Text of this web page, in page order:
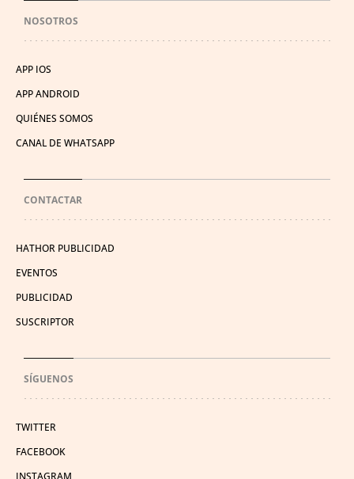
NOSOTROS
APP IOS
APP ANDROID
QUIÉNES SOMOS
CANAL DE WHATSAPP
CONTACTAR
HATHOR PUBLICIDAD
EVENTOS
PUBLICIDAD
SUSCRIPTOR
SÍGUENOS
TWITTER
FACEBOOK
INSTAGRAM